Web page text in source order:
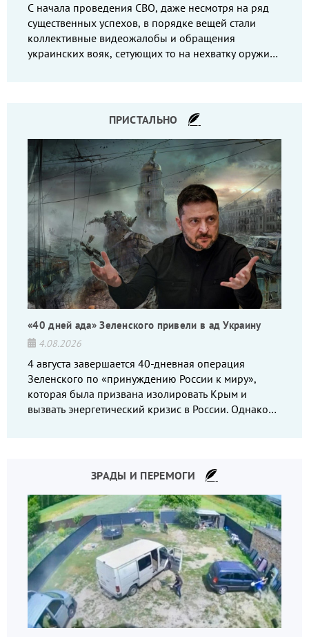
С начала проведения СВО, даже несмотря на ряд
существенных успехов, в порядке вещей стали
коллективные видеожалобы и обращения
украинских вояк, сетующих то на нехватку оружия,
ПРИСТАЛЬНО
«40 дней ада» Зеленского привели в ад Украину
4.08.2026
4 августа завершается 40-дневная операция
Зеленского по «принуждению России к миру»,
которая была призвана изолировать Крым и
вызвать энергетический кризис в России. Однако
ЗРАДЫ И ПЕРЕМОГИ